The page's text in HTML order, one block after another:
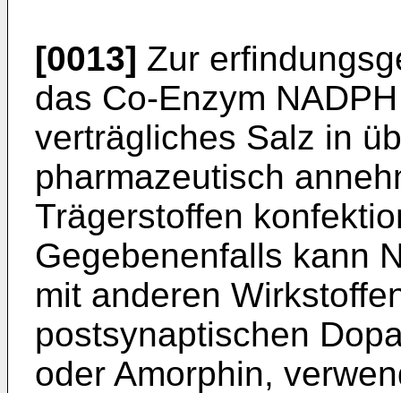
[0013] Zur
das Co-Enzym
verträgliches Salz in
pharmazeutisch
Trägerstoffen
Gegebenenfalls kann
mit anderen
postsynaptischen
oder Amorphin,